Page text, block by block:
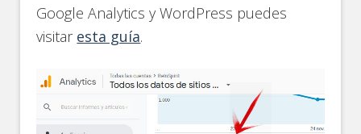
Google Analytics y WordPress puedes
visitar esta guía.